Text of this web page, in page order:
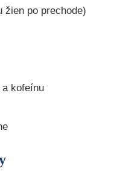
žien po prechode)
a kofeínu